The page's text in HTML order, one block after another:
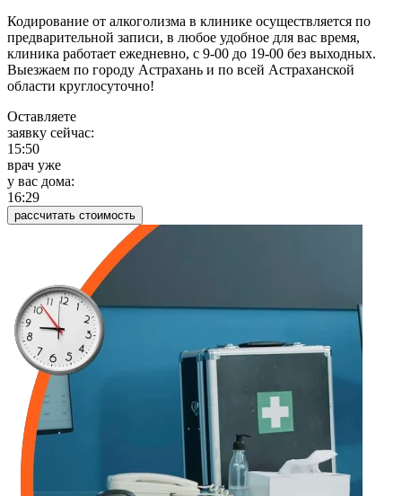
Кодирование от алкоголизма в клинике осуществляется по
предварительной записи, в любое удобное для вас время,
клиника работает ежедневно, с 9-00 до 19-00 без выходных.
Выезжаем по городу Астрахань и по всей Астраханской
области круглосуточно!
Оставляете
заявку сейчас:
15:50
врач уже
у вас дома:
16:29
рассчитать стоимость